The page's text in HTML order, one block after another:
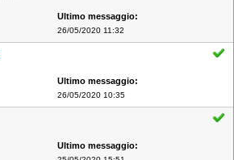
26/05/2020 11:32
26/05/2020 10:35